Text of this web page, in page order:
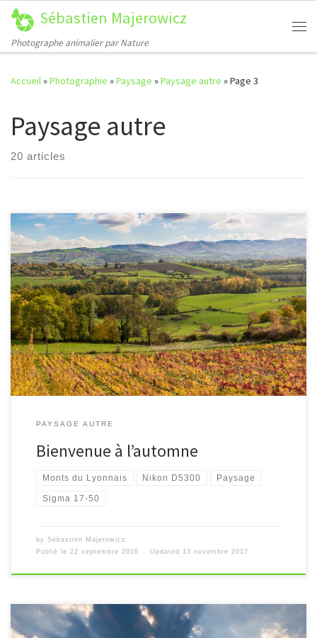
Passer au contenu
Sébastien Majerowicz
Photographe animalier par Nature
Accueil»Photographie »Paysage »Paysage autre »Page 3
Paysage autre
20 articles
[…]
PAYSAGE AUTRE
Bienvenue à l’automne
Monts du Lyonnais Nikon D5300 Paysage
Sigma 17-50
by Sébastien Majerowicz
Publié le 22 septembre 2016 Updated 13 novembre 2017